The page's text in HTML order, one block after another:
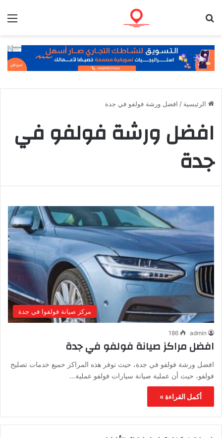
الرئيسية / افضل ورشة فولفو في جدة
افضل ورشة فولفو في
جدة
مركز صيانة فولفوا في جدة
admin
186
افضل مراكز صيانة فولفو في جدة
افضل ورشة فولفو في جدة، حيث توفر هذه المراكز حميع خدمات تصليح
فولفو، حيث أن عملية صيانة سيارات فولفو عملية…
أكمل القراءة »